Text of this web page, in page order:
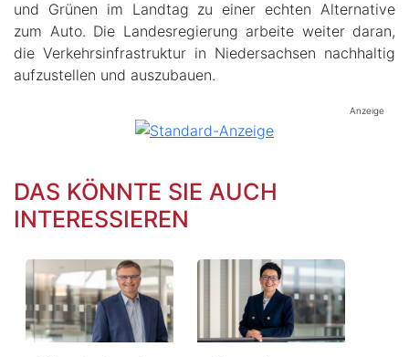
und Grünen im Landtag zu einer echten Alternative
zum Auto. Die Landesregierung arbeite weiter daran,
die Verkehrsinfrastruktur in Niedersachsen nachhaltig
aufzustellen und auszubauen.
Anzeige
DAS KÖNNTE SIE AUCH
INTERESSIEREN